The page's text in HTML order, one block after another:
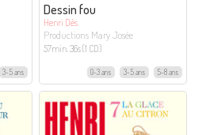
3-5 ans
Dessin fou
Henri Dès
Productions Mary Josée
57min. 36s (1 CD)
0-3 ans 3-5 ans 5-8 ans